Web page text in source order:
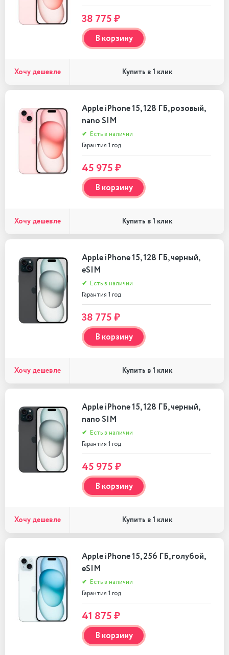
38 775 ₽
В корзину
Хочу дешевле Купить в 1 клик
Apple iPhone 15, 128 ГБ, розовый,
nano SIM
✔ Есть в наличии
Гарантия 1 год
45 975 ₽
В корзину
Хочу дешевле Купить в 1 клик
Apple iPhone 15, 128 ГБ, черный,
eSIM
✔ Есть в наличии
Гарантия 1 год
38 775 ₽
В корзину
Хочу дешевле Купить в 1 клик
Apple iPhone 15, 128 ГБ, черный,
nano SIM
✔ Есть в наличии
Гарантия 1 год
45 975 ₽
В корзину
Хочу дешевле Купить в 1 клик
Apple iPhone 15, 256 ГБ, голубой,
eSIM
✔ Есть в наличии
Гарантия 1 год
41 875 ₽
В корзину